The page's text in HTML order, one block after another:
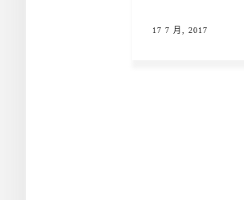
17 7 月, 2017